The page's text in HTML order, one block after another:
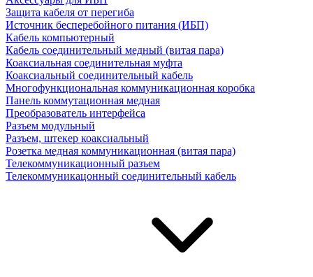
Защита кабеля от перегиба
Источник бесперебойного питания (ИБП)
Кабель компьютерный
Кабель соединительный медный (витая пара)
Коаксиальная соединительная муфта
Коаксиальный соединительный кабель
Многофункциональная коммуникационная коробка
Панель коммутационная медная
Преобразователь интерфейса
Разъем модульный
Разъем, штекер коаксиальный
Розетка медная коммуникационная (витая пара)
Телекоммуникационный разъем
Телекоммуникацонный соединительный кабель